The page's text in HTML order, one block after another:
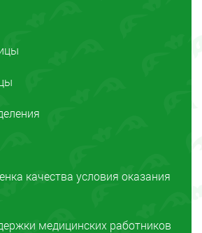
качества условия оказания
медицинских работников